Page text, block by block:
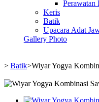
Keris
Batik
Upacara Adat
Gallery Photo
> Batik>Wiyar Yogya